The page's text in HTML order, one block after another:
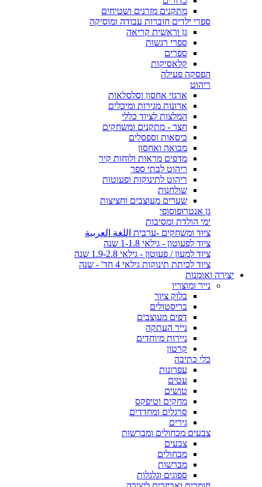
מתקנים מזרנים ושטיחים
ספרי ילדים חוברות עבודה ומוסיקה
גן וראשית קריאה
ספרי רגשות
ספרים
קלאסיקות
הפסקה פעילה
ריהוט
ארגזי אחסון וסלסלאות
ארונות מגירות ומיכלים
המלצות לציוד כללי
חצר - מתקנים ומשחקים
כיסאות וספסלים
מבואה ואחסון
מדפים מראות ולוחות קיר
ריהוט לבתי ספר
ריהוט לתינוקות ופעוטות
שולחנות
שערים מעוצבים וחציצות
גן אנטרופוסופי
ימי הולדת ומסיבות
ציוד ומשחקים -ערבית اللغة العربية
ציוד לפעוטון - גילאי 1-1.8 שנה
ציוד למעון / פעוטון - גילאי 1.9-2.8 שנה
ציוד לכיתת תינוקות גילאי 4 חד' - שנה
יצירה ואומנות
נייר ומוצריו
בלוק ציור
בריסטולים
דפים מעוצבים
נייר העתקה
ניירות מיוחדים
קרטון
כלי כתיבה
עפרונות
עטים
טושים
מחקים וטיפקס
סרגלים ומחדדים
גירים
צבעים מכחולים ומברשות
צבעים
מכחולים
מברשות
ספוגים וגלגלות